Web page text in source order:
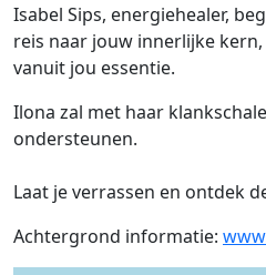
Isabel Sips, energiehealer,
reis naar jouw innerlijke
vanuit jou essentie.
Ilona zal met haar
ondersteunen.
Laat je verrassen en ontdek
Achtergrond informatie: